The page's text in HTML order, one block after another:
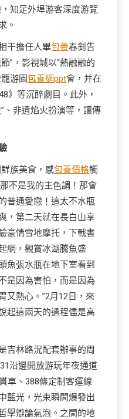
知足外埠游客深度游覽
。
干擔任人畢包養春釗告
”，影視城以“熱融融的
游園包養網ppt會，并在
》等沉醉劇目。此外，
、非遺焰火扮演等，讓傳
族美食，感包養價格觸
不是我的主色調！那會
普通愛戀！這太不水瓶
，第二天就在長白山享
豪情雪地摩托，下戰書
網，觀賞冰湖騰魚盛
魚張水瓶在地下室看到
是因為害怕，而是因為
又熱心。”2月12日，來
起這兩天的過程儘是高
吉林路況配套辦事的周
沿邊開放游玩年夜通道
車、388條定制客運線
藍光，光束瞬間爆發出
學辯論氣泡。之間的地